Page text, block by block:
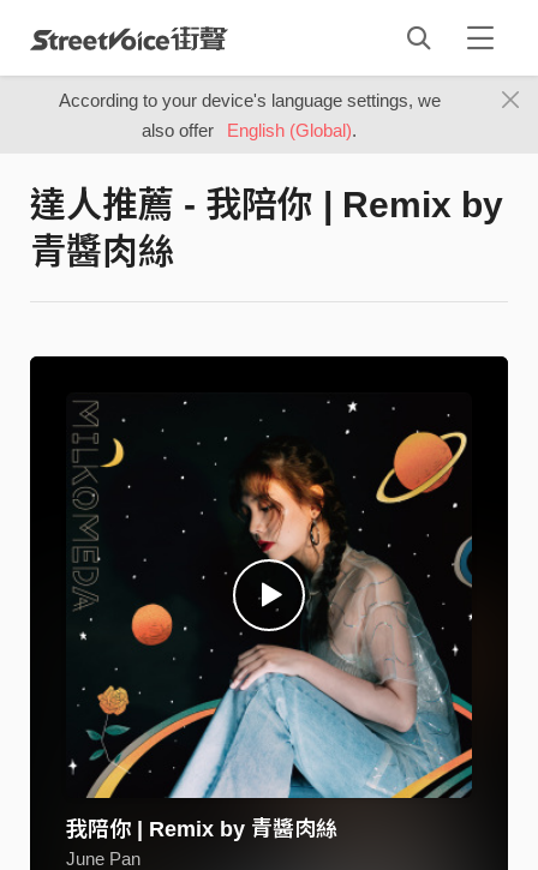
According to your device's language settings, we
also offer
English (Global).
達人推薦 - 我陪你 | Remix by
青醬肉絲
我陪你 | Remix by 青醬肉絲
June Pan